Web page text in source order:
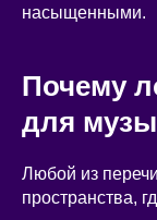
насыщенными.
Почему
для
Любой из
пространства,